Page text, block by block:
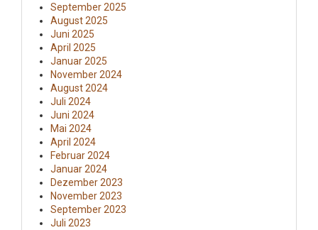
September 2025
August 2025
Juni 2025
April 2025
Januar 2025
November 2024
August 2024
Juli 2024
Juni 2024
Mai 2024
April 2024
Februar 2024
Januar 2024
Dezember 2023
November 2023
September 2023
Juli 2023